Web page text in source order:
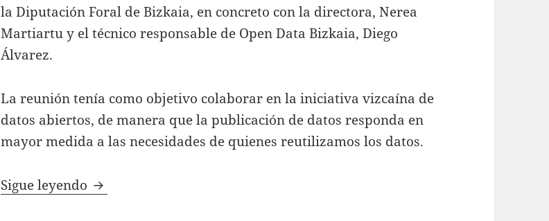
la Diputación Foral de Bizkaia, en concreto con la directora, Nerea
Martiartu y el técnico responsable de Open Data Bizkaia, Diego
Álvarez.
La reunión tenía como objetivo colaborar en la iniciativa vizcaína de
datos abiertos, de manera que la publicación de datos responda en
mayor medida a las necesidades de quienes reutilizamos los datos.
Sigue leyendo Bilbao Data Lab colabora con Open Data Bizkaia